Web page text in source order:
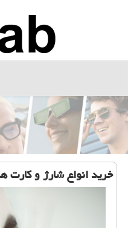
خرید انواع شارژ و كارت